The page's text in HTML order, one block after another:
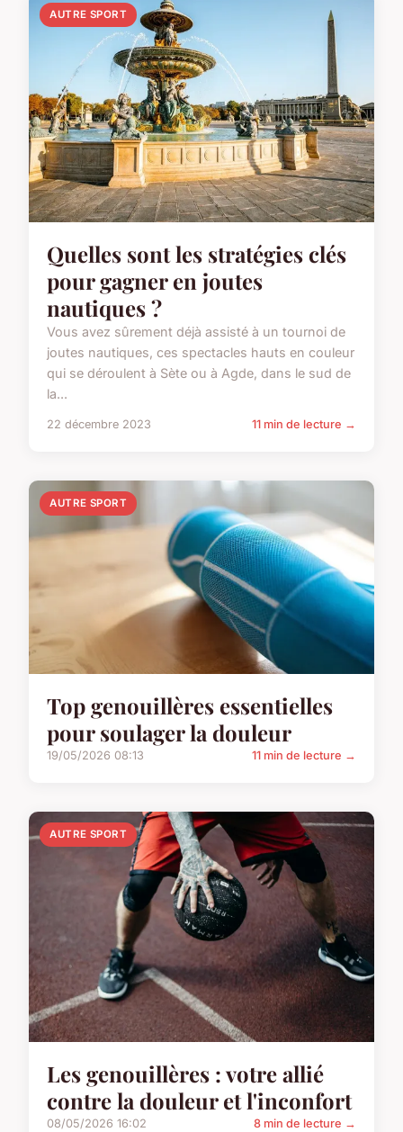
AUTRE SPORT
Quelles sont les stratégies clés
pour gagner en joutes
nautiques ?
Vous avez sûrement déjà assisté à un tournoi de
joutes nautiques, ces spectacles hauts en couleur
qui se déroulent à Sète ou à Agde, dans le sud de
la...
22 décembre 2023 11 min de lecture →
AUTRE SPORT
Top genouillères essentielles
pour soulager la douleur
19/05/2026 08:13 11 min de lecture →
AUTRE SPORT
Les genouillères : votre allié
contre la douleur et l'inconfort
08/05/2026 16:02 8 min de lecture →